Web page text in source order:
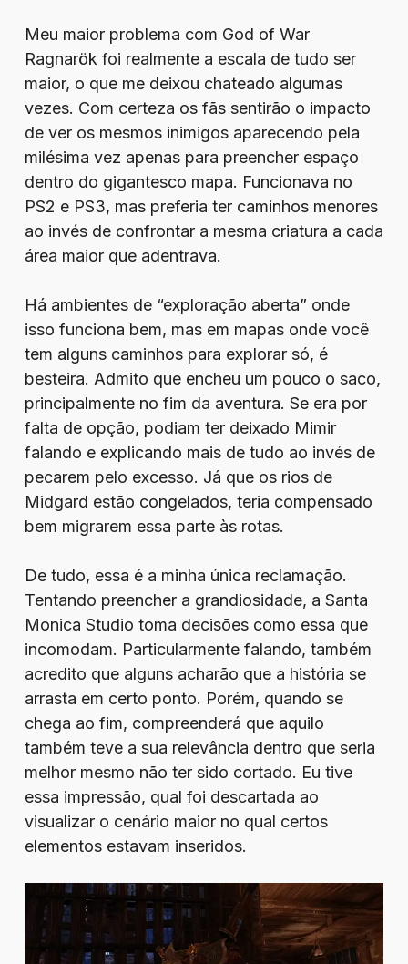
Meu maior problema com God of War
Ragnarök foi realmente a escala de tudo ser
maior, o que me deixou chateado algumas
vezes. Com certeza os fãs sentirão o impacto
de ver os mesmos inimigos aparecendo pela
milésima vez apenas para preencher espaço
dentro do gigantesco mapa. Funcionava no
PS2 e PS3, mas preferia ter caminhos menores
ao invés de confrontar a mesma criatura a cada
área maior que adentrava.
Há ambientes de “exploração aberta” onde
isso funciona bem, mas em mapas onde você
tem alguns caminhos para explorar só, é
besteira. Admito que encheu um pouco o saco,
principalmente no fim da aventura. Se era por
falta de opção, podiam ter deixado Mimir
falando e explicando mais de tudo ao invés de
pecarem pelo excesso. Já que os rios de
Midgard estão congelados, teria compensado
bem migrarem essa parte às rotas.
De tudo, essa é a minha única reclamação.
Tentando preencher a grandiosidade, a Santa
Monica Studio toma decisões como essa que
incomodam. Particularmente falando, também
acredito que alguns acharão que a história se
arrasta em certo ponto. Porém, quando se
chega ao fim, compreenderá que aquilo
também teve a sua relevância dentro que seria
melhor mesmo não ter sido cortado. Eu tive
essa impressão, qual foi descartada ao
visualizar o cenário maior no qual certos
elementos estavam inseridos.